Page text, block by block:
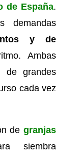
de España.
demandas
y de
Ambas
de grandes
cada vez
degranjas
siembra